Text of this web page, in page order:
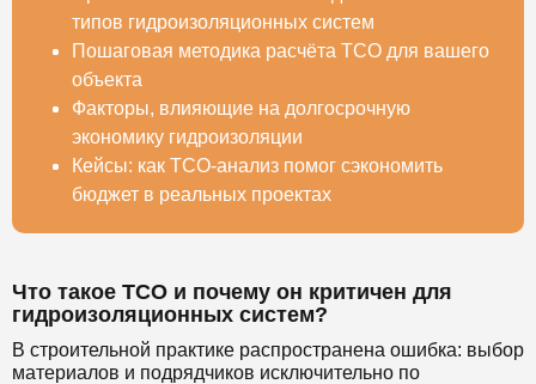
типов гидроизоляционных систем
Пошаговая методика расчёта TCO для вашего
объекта
Факторы, влияющие на долгосрочную
экономику гидроизоляции
Кейсы: как TCO-анализ помог сэкономить
бюджет в реальных проектах
Что такое TCO и почему он критичен для
гидроизоляционных систем?
В строительной практике распространена ошибка: выбор
материалов и подрядчиков исключительно по